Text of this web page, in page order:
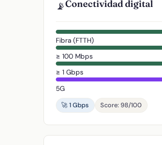
📡Conectividad digital
Fibra (FTTH)
≥ 100 Mbps
≥ 1 Gbps
5G
🚀 1 Gbps
Score: 98/100